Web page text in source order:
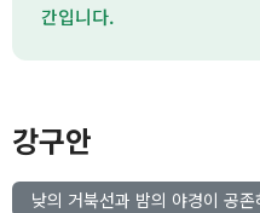
간입니다.
강구안
낮의 거북선과 밤의 야경이 공존